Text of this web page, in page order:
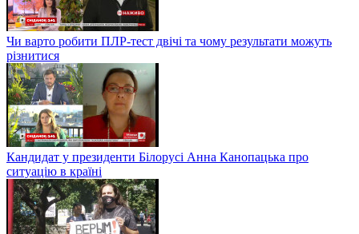
Чи варто робити ПЛР-тест двічі та чому результати можуть
різнитися
Кандидат у президенти Білорусі Анна Канопацька про
ситуацію в країні